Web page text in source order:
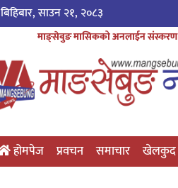
बिहिबार, साउन २१, २०८३
माङ्सेबुङ मासिकको अनलाईन संस्करण
होमपेज प्रवचन समाचार खेलकुद